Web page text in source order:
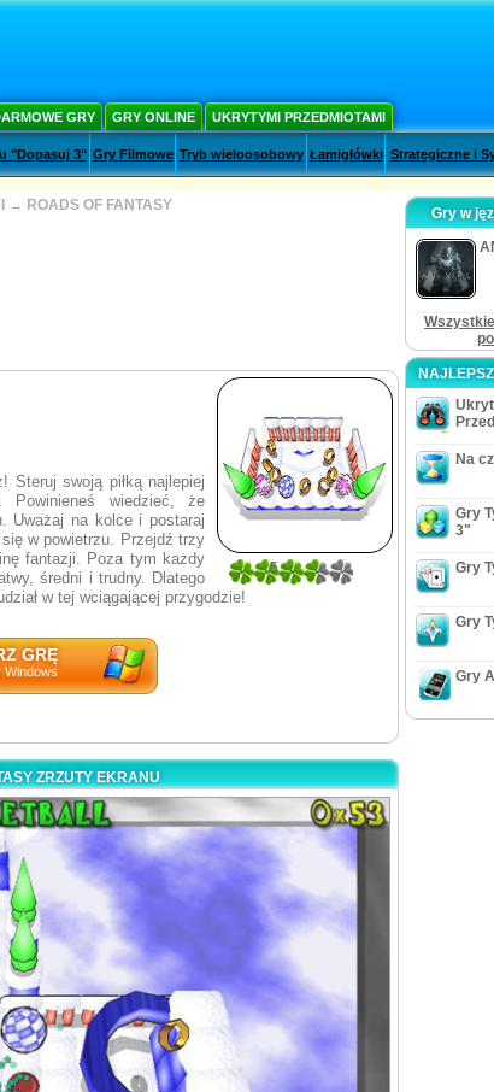
GRY GRY ONLINE UKRYTYMI PRZEDMIOTAMI
"Dopasuj 3" Gry Filmowe Tryb wieloosobowy Łamigłówki Strategiczne i
→ ROADS OF FANTASY
5
Steruj swoją piłką najlepiej
wiedzieć, że
Uważaj na kolce i postaraj
w powietrzu. Przejdź trzy
fantazji. Poza tym każdy
średni i trudny. Dlatego
w tej wciągającej przygodzie!
GRĘ
Windows
ZRZUTY EKRANU
Gry w
Na
Gry
3"
Gry
Gry
Gry